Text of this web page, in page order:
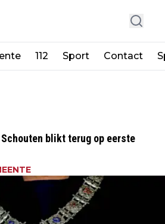
112 Sport Contact
blikt terug op eerste